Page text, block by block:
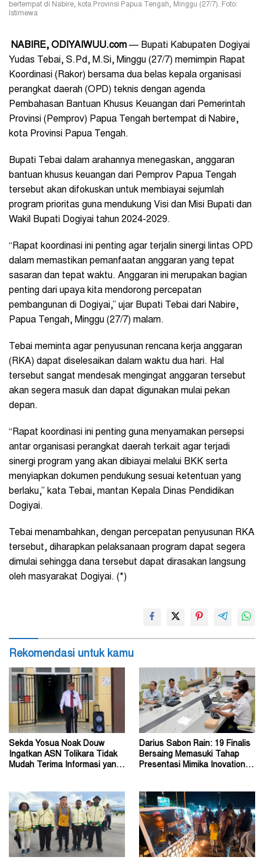
bertempat di Nabire, kota Provinsi Papua Tengah, Minggu (27/7). Foto:
Istimewa
NABIRE, ODIYAIWUU.com — Bupati Kabupaten Dogiyai
Yudas Tebai, S.Pd, M.Si, Minggu (27/7) memimpin Rapat
Koordinasi (Rakor) bersama dua belas kepala organisasi
perangkat daerah (OPD) teknis dengan agenda
Pembahasan Bantuan Khusus Keuangan dari Pemerintah
Provinsi (Pemprov) Papua Tengah bertempat di Nabire,
kota Provinsi Papua Tengah.
Bupati Tebai dalam arahannya menegaskan, anggaran
bantuan khusus keuangan dari Pemprov Papua Tengah
tersebut akan difokuskan untuk membiayai sejumlah
program prioritas guna mendukung Visi dan Misi Bupati dan
Wakil Bupati Dogiyai tahun 2024-2029.
“Rapat koordinasi ini penting agar terjalin sinergi lintas OPD
dalam memastikan pemanfaatan anggaran yang tepat
sasaran dan tepat waktu. Anggaran ini merupakan bagian
penting dari upaya kita mendorong percepatan
pembangunan di Dogiyai,” ujar Bupati Tebai dari Nabire,
Papua Tengah, Minggu (27/7) malam.
Tebai meminta agar penyusunan rencana kerja anggaran
(RKA) dapat diselesaikan dalam waktu dua hari. Hal
tersebut sangat mendesak mengingat anggaran tersebut
akan segera masuk dan dapat digunakan mulai pekan
depan.
“Rapat koordinasi ini penting guna menyamakan persepsi
antar organisasi perangkat daerah terkait agar terjadi
sinergi program yang akan dibiayai melalui BKK serta
menyiapkan dokumen pendukung sesuai ketentuan yang
berlaku,” kata Tebai, mantan Kepala Dinas Pendidikan
Dogiyai.
Tebai menambahkan, dengan percepatan penyusunan RKA
tersebut, diharapkan pelaksanaan program dapat segera
dimulai sehingga dana tersebut dapat dirasakan langsung
oleh masyarakat Dogiyai. (*)
Rekomendasi untuk kamu
Sekda Yosua Noak Douw
Ingatkan ASN Tolikara Tidak
Mudah Terima Informasi yang
Darius Sabon Rain: 19 Finalis
Bersaing Memasuki Tahap
Presentasi Mimika Inovation